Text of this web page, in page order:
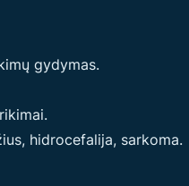
gydymas.
hidrocefalija, sarkoma.